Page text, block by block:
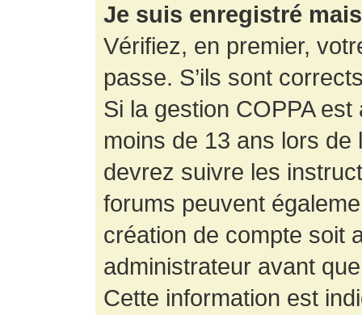
Je suis enregistré
Vérifiez, en premier,
passe. S’ils sont
Si la gestion COPPA
moins de 13 ans lors de
devrez suivre les
forums peuvent
création de compte soit
administrateur avant
Cette information est